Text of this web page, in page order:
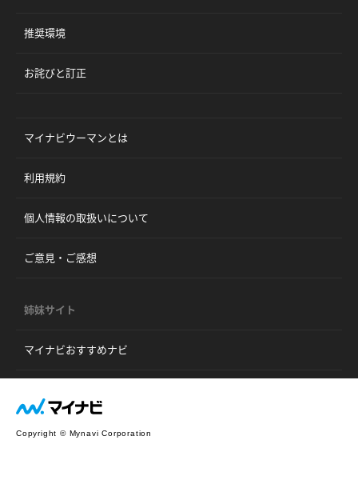
推奨環境
お詫びと訂正
マイナビウーマンとは
利用規約
個人情報の取扱いについて
ご意見・ご感想
姉妹サイト
マイナビおすすめナビ
Copyright © Mynavi Corporation